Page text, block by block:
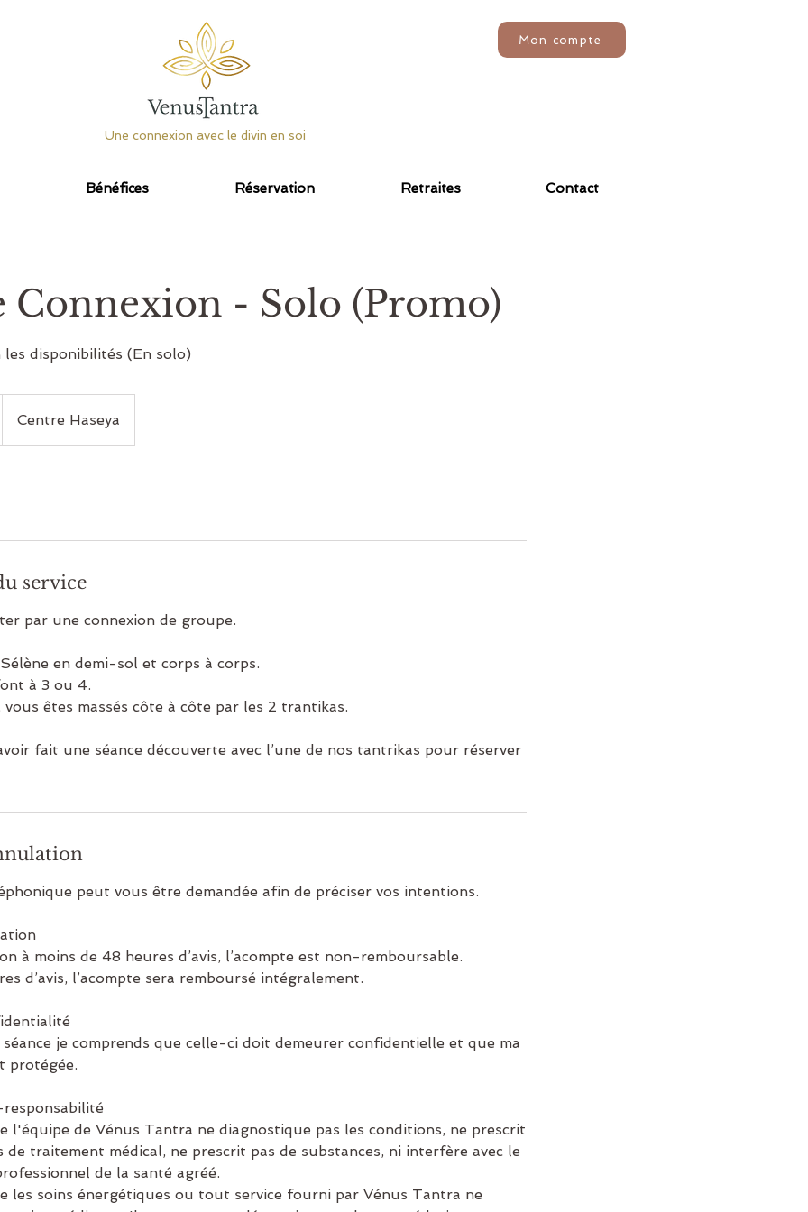
Mon compte
Une connexion avec le divin en soi
Bénéfices Réservation Retraites Contact
Connexion - Solo (Promo)
disponibilités (En solo)
Centre Haseya
service
par une connexion de groupe.
en demi-sol et corps à corps.
à 3 ou 4.
êtes massés côte à côte par les 2 trantikas.
fait une séance découverte avec l’une de nos tantrikas pour réserver
peut vous être demandée afin de préciser vos intentions.
à moins de 48 heures d’avis, l’acompte est non-remboursable.
d’avis, l’acompte sera remboursé intégralement.
je comprends que celle-ci doit demeurer confidentielle et que ma
protégée.
l'équipe de Vénus Tantra ne diagnostique pas les conditions, ne prescrit
traitement médical, ne prescrit pas de substances, ni interfère avec le
de la santé agréé.
les soins énergétiques ou tout service fourni par Vénus Tantra ne